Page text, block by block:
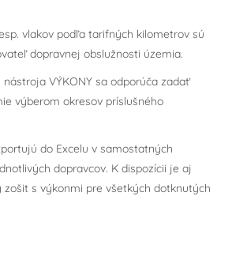
vlakov podľa tarifných kilometrov sú
dopravnej obslužnosti územia.
VÝKONY sa odporúča zadať
výberom okresov príslušného
do Excelu v samostatných
dopravcov. K dispozícii je aj
zošit s výkonmi pre všetkých dotknutých